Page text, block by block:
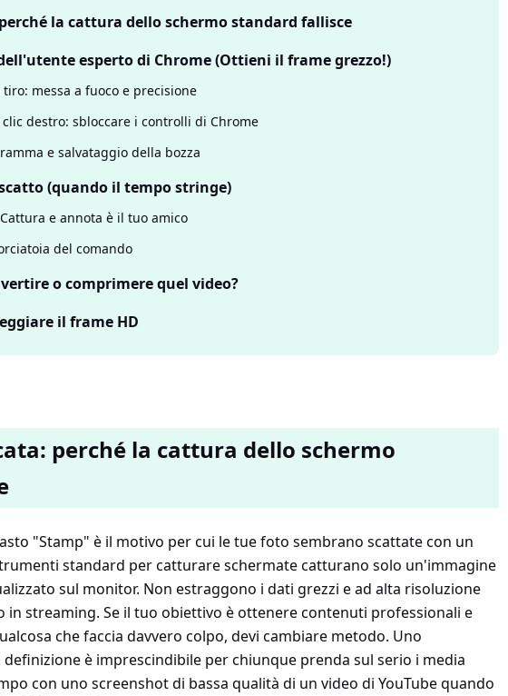
la cattura dello schermo standard fallisce
esperto di Chrome (Ottieni il frame grezzo!)
messa a fuoco e precisione
destro: sbloccare i controlli di Chrome
e salvataggio della bozza
(quando il tempo stringe)
e annota è il tuo amico
del comando
o comprimere quel video?
il frame HD
perché la cattura dello schermo
"Stamp" è il motivo per cui le tue foto sembrano scattate con un
standard per catturare schermate catturano solo un'immagine
sul monitor. Non estraggono i dati grezzi e ad alta risoluzione
in streaming. Se il tuo obiettivo è ottenere contenuti professionali e
che faccia davvero colpo, devi cambiare metodo. Uno
è imprescindibile per chiunque prenda sul serio i media
con uno screenshot di bassa qualità di un video di YouTube quando